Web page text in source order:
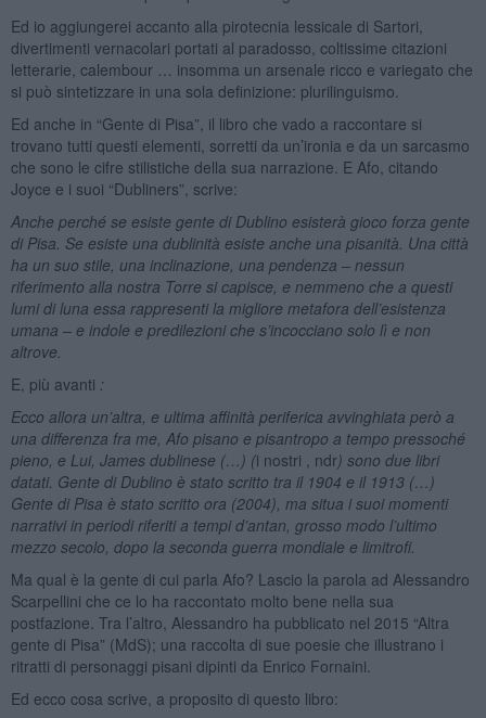
Ed io aggiungerei accanto alla pirotecnia lessicale di Sartori,
divertimenti vernacolari portati al paradosso, coltissime citazioni
letterarie, calembour … insomma un arsenale ricco e variegato che
si può sintetizzare in una sola definizione: plurilinguismo.
Ed anche in “Gente di Pisa”, il libro che vado a raccontare si
trovano tutti questi elementi, sorretti da un’ironia e da un sarcasmo
che sono le cifre stilistiche della sua narrazione. E Afo, citando
Joyce e i suoi “Dubliners”, scrive:
Anche perché se esiste gente di Dublino esisterà gioco forza gente
di Pisa. Se esiste una dublinità esiste anche una pisanità. Una città
ha un suo stile, una inclinazione, una pendenza – nessun
riferimento alla nostra Torre si capisce, e nemmeno che a questi
lumi di luna essa rappresenti la migliore metafora dell’esistenza
umana – e indole e predilezioni che s’incocciano solo lì e non
altrove.
E, più avanti :
Ecco allora un’altra, e ultima affinità periferica avvinghiata però a
una differenza fra me, Afo pisano e pisantropo a tempo pressoché
pieno, e Lui, James dublinese (…) (i nostri , ndr) sono due libri
datati. Gente di Dublino è stato scritto tra il 1904 e il 1913 (…)
Gente di Pisa è stato scritto ora (2004), ma situa i suoi momenti
narrativi in periodi riferiti a tempi d’antan, grosso modo l’ultimo
mezzo secolo, dopo la seconda guerra mondiale e limitrofi.
Ma qual è la gente di cui parla Afo? Lascio la parola ad Alessandro
Scarpellini che ce lo ha raccontato molto bene nella sua
postfazione. Tra l’altro, Alessandro ha pubblicato nel 2015 “Altra
gente di Pisa” (MdS); una raccolta di sue poesie che illustrano i
ritratti di personaggi pisani dipinti da Enrico Fornaini.
Ed ecco cosa scrive, a proposito di questo libro: